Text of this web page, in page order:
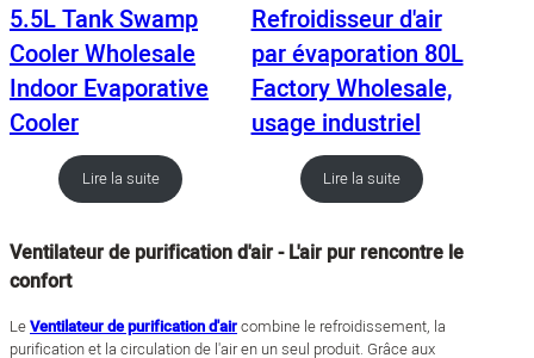
5.5L Tank Swamp
Cooler Wholesale
Indoor Evaporative
Cooler
Lire la suite
Refroidisseur d'air
par évaporation 80L
Factory Wholesale,
usage industriel
Lire la suite
Ventilateur de purification d'air - L'air pur rencontre le
confort
LeVentilateur de purification d'aircombine le refroidissement, la
purification et la circulation de l'air en un seul produit. Grâce aux